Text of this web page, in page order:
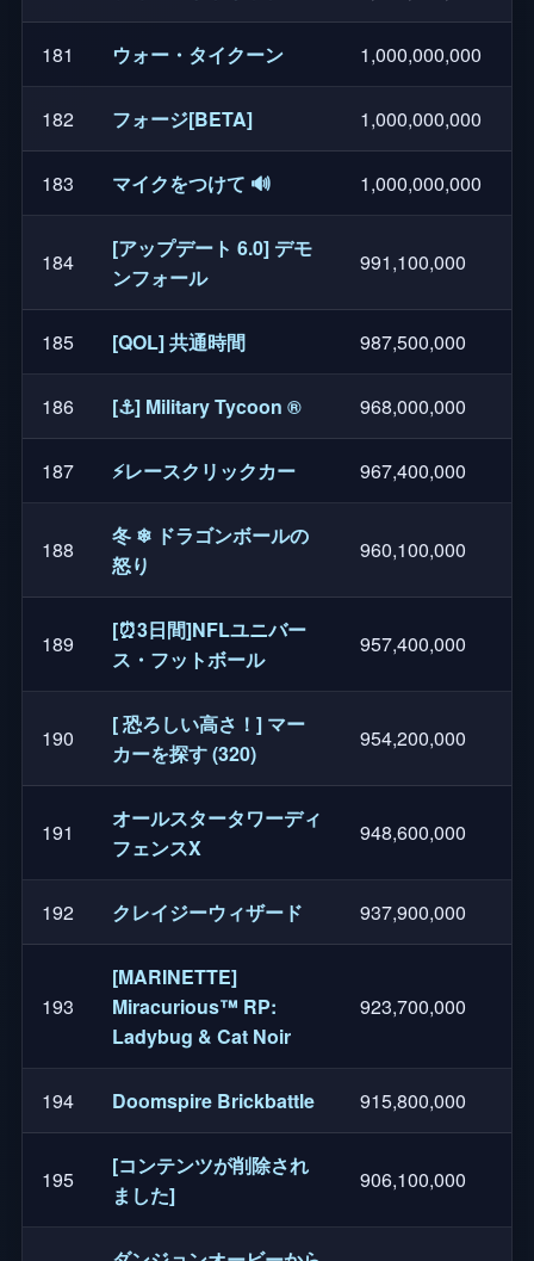
181 ウォー・タイクーン 1,000,000,000
182 フォージ[BETA] 1,000,000,000
183 マイクをつけて 🔊 1,000,000,000
184
[アップデート 6.0] デモ
ンフォール
991,100,000
185 [QOL] 共通時間 987,500,000
186 [⚓] Military Tycoon ® 968,000,000
187 ⚡レースクリックカー 967,400,000
188
冬 ❄ ドラゴンボールの
怒り
960,100,000
189
[⏰3日間]NFLユニバー
ス・フットボール
957,400,000
190
[ 恐ろしい高さ！] マー
カーを探す (320)
954,200,000
191
オールスタータワーディ
フェンスX
948,600,000
192 クレイジーウィザード 937,900,000
193
[MARINETTE]
Miracurious™ RP:
Ladybug & Cat Noir
923,700,000
194 Doomspire Brickbattle 915,800,000
195
[コンテンツが削除され
ました]
906,100,000